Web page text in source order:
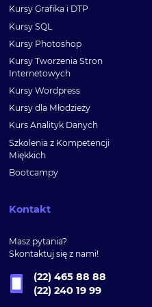
Kursy Grafika i DTP
Kursy SQL
Kursy Photoshop
Kursy Tworzenia Stron
Internetowych
Kursy Wordpress
Kursy dla Młodzieży
Kurs Analityk Danych
Szkolenia z Kompetencji
Miękkich
Bootcampy
Kontakt
Masz pytania?
Skontaktuj się z nami!
(22) 465 88 88
(22) 240 19 99